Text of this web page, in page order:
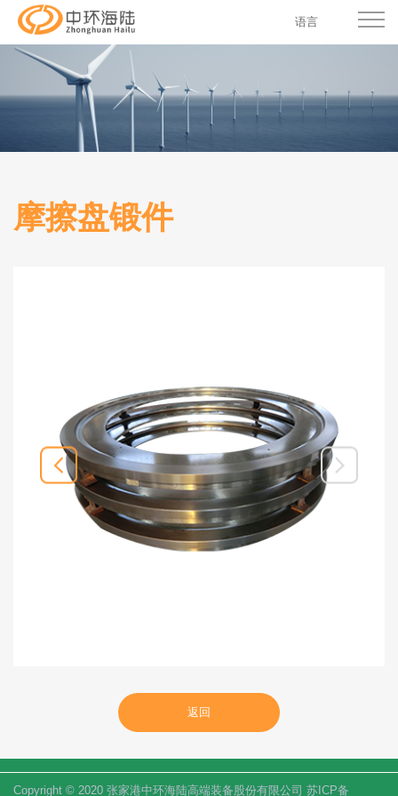
语言
摩擦盘锻件
返回
Copyright © 2020 张家港中环海陆高端装备股份有限公司 苏ICP备